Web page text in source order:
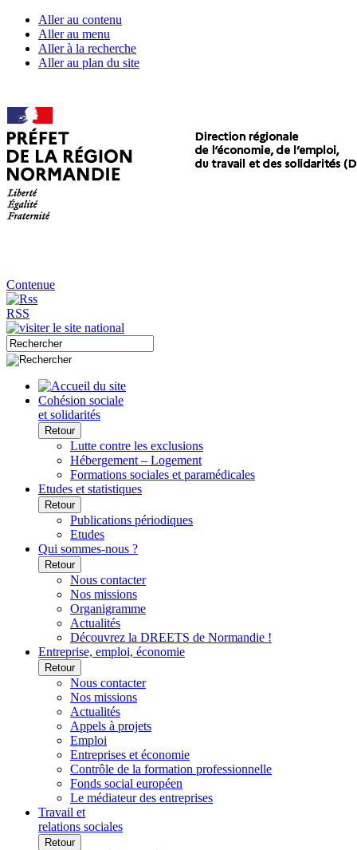
Aller au contenu
Aller au menu
Aller à la recherche
Aller au plan du site
Contenue
RSS
Cohésion sociale
et solidarités
Retour
Lutte contre les exclusions
Hébergement – Logement
Formations sociales et paramédicales
Etudes et statistiques
Retour
Publications périodiques
Etudes
Qui sommes-nous ?
Retour
Nous contacter
Nos missions
Organigramme
Actualités
Découvrez la DREETS de Normandie !
Entreprise, emploi, économie
Retour
Nous contacter
Nos missions
Actualités
Appels à projets
Emploi
Entreprises et économie
Contrôle de la formation professionnelle
Fonds social européen
Le médiateur des entreprises
Travail et
relations sociales
Retour